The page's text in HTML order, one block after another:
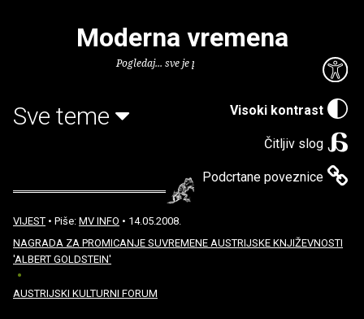
Visoki kontrast
Čitljiv slog
Podcrtane poveznice
Moderna vremena
Pogledaj... sve je puno knjiga.
Sve teme
VIJEST • Piše: MV INFO • 14.05.2008.
NAGRADA ZA PROMICANJE SUVREMENE AUSTRIJSKE KNJIŽEVNOSTI
'ALBERT GOLDSTEIN'
AUSTRIJSKI KULTURNI FORUM